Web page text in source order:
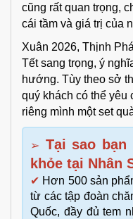
cũng rất quan trọng,
cái tầm và giá trị của
Xuân 2026, Thịnh
Tết sang trọng, ý
hướng. Tùy theo sở
quý khách có thể yêu
riêng mình một set
➢ Tại sao bạn
khỏe tại Nhân
✔ Hơn 500 sản
từ các tập đoàn
Quốc, đầy đủ tem